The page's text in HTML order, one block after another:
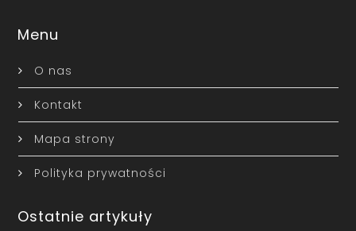
Menu
O nas
Kontakt
Mapa strony
Polityka prywatności
Ostatnie artykuły